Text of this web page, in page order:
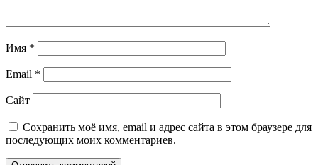
Имя *
Email *
Сайт
Сохранить моё имя, email и адрес сайта в этом браузере для
последующих моих комментариев.